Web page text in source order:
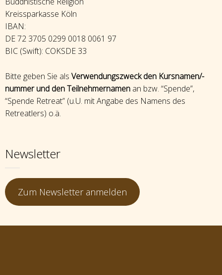
Kreissparkasse Köln
IBAN:
DE 72 3705 0299 0018 0061 97
BIC (Swift): COKSDE 33
Bitte geben Sie als Verwendungszweck den Kursnamen/-
nummer und den Teilnehmernamen an bzw. “Spende”,
“Spende Retreat” (u.U. mit Angabe des Namens des
Retreatlers) o.ä.
Newsletter
Zum Newsletter anmelden